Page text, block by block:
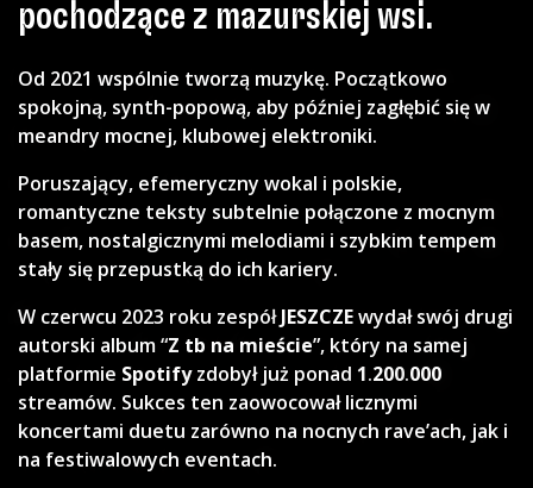
pochodzące z mazurskiej wsi.
Od 2021 wspólnie tworzą muzykę. Początkowo
spokojną, synth-popową, aby później zagłębić się w
meandry mocnej, klubowej elektroniki.
Poruszający, efemeryczny wokal i polskie,
romantyczne teksty subtelnie połączone z mocnym
basem, nostalgicznymi melodiami i szybkim tempem
stały się przepustką do ich kariery.
W czerwcu 2023 roku zespółJESZCZEwydał swój drugi
autorski album “Z tb na mieście”, który na samej
platformie Spotifyzdobył już ponad 1.200.000
streamów. Sukces ten zaowocował licznymi
koncertami duetu zarówno na nocnych rave’ach, jak i
na festiwalowych eventach.